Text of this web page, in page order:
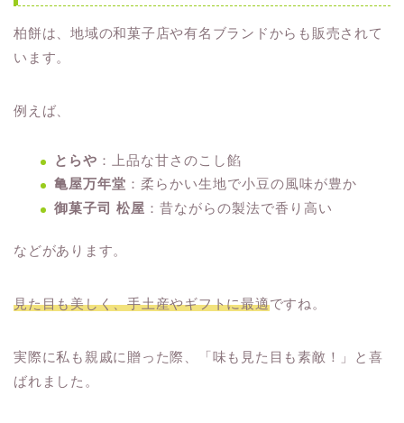
柏餅は、地域の和菓子店や有名ブランドからも販売されて
います。
例えば、
とらや ：上品な甘さのこし餡
亀屋万年堂 ：柔らかい生地で小豆の風味が豊か
御菓子司 松屋 ：昔ながらの製法で香り高い
などがあります。
見た目も美しく、手土産やギフトに最適ですね。
実際に私も親戚に贈った際、「味も見た目も素敵！」と喜
ばれました。